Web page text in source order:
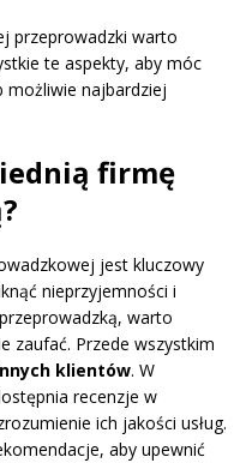
przeprowadzki warto
te aspekty, aby móc
możliwie najbardziej
firmę
jest kluczowy
nieprzyjemności i
warto
zaufać. Przede wszystkim
klientów. W
recenzje w
ich jakości usług.
aby upewnić